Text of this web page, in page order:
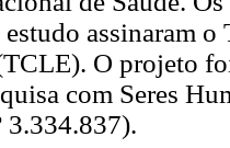
assinaram
O projeto
com Seres
3.334.837).